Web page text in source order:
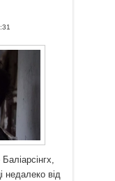
недалеко від